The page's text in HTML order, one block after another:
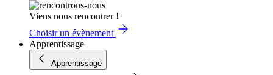
Viens nous rencontrer !
Choisir un évènement
Apprentissage
Apprentissage